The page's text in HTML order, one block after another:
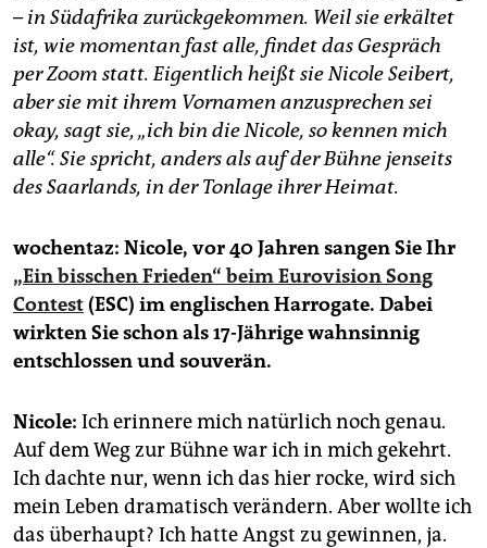
– in Südafrika zurückgekommen. Weil sie erkältet
ist, wie momentan fast alle, findet das Gespräch
per Zoom statt. Eigentlich heißt sie Nicole Seibert,
aber sie mit ihrem Vornamen anzusprechen sei
okay, sagt sie, „ich bin die Nicole, so kennen mich
alle“. Sie spricht, anders als auf der Bühne jenseits
des Saarlands, in der Tonlage ihrer Heimat.
wochentaz: Nicole, vor 40 Jahren sangen Sie Ihr
„Ein bisschen Frieden“ beim Eurovision Song
Contest (ESC) im englischen Harrogate. Dabei
wirkten Sie schon als 17-Jährige wahnsinnig
entschlossen und souverän.
Nicole: Ich erinnere mich natürlich noch genau.
Auf dem Weg zur Bühne war ich in mich gekehrt.
Ich dachte nur, wenn ich das hier rocke, wird sich
mein Leben dramatisch verändern. Aber wollte ich
das überhaupt? Ich hatte Angst zu gewinnen, ja.